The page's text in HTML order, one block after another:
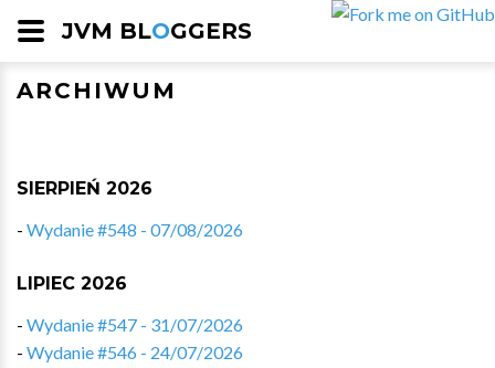
JVM BLOGGERS
ARCHIWUM
SIERPIEŃ 2026
- Wydanie #548 - 07/08/2026
LIPIEC 2026
- Wydanie #547 - 31/07/2026
- Wydanie #546 - 24/07/2026